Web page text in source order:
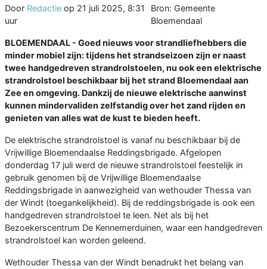
Door Redactie op 21 juli 2025, 8:31
uur
Bron: Gemeente
Bloemendaal
BLOEMENDAAL - Goed nieuws voor strandliefhebbers die
minder mobiel zijn: tijdens het strandseizoen zijn er naast
twee handgedreven strandrolstoelen, nu ook een elektrische
strandrolstoel beschikbaar bij het strand Bloemendaal aan
Zee en omgeving. Dankzij de nieuwe elektrische aanwinst
kunnen mindervaliden zelfstandig over het zand rijden en
genieten van alles wat de kust te bieden heeft.
De elektrische strandrolstoel is vanaf nu beschikbaar bij de
Vrijwillige Bloemendaalse Reddingsbrigade. Afgelopen
donderdag 17 juli werd de nieuwe strandrolstoel feestelijk in
gebruik genomen bij de Vrijwillige Bloemendaalse
Reddingsbrigade in aanwezigheid van wethouder Thessa van
der Windt (toegankelijkheid). Bij de reddingsbrigade is ook een
handgedreven strandrolstoel te leen. Net als bij het
Bezoekerscentrum De Kennemerduinen, waar een handgedreven
strandrolstoel kan worden geleend.
Wethouder Thessa van der Windt benadrukt het belang van